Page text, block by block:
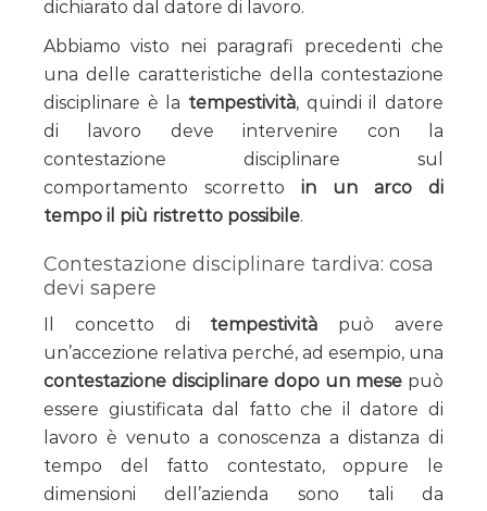
dichiarato dal datore di lavoro.
Abbiamo visto nei paragrafi precedenti che
una delle caratteristiche della contestazione
disciplinare è la tempestività, quindi il datore
di lavoro deve intervenire con la
contestazione disciplinare sul
comportamento scorretto in un arco di
tempo il più ristretto possibile.
Contestazione disciplinare tardiva: cosa
devi sapere
Il concetto di tempestività può avere
un’accezione relativa perché, ad esempio, una
contestazione disciplinare dopo un mese può
essere giustificata dal fatto che il datore di
lavoro è venuto a conoscenza a distanza di
tempo del fatto contestato, oppure le
dimensioni dell’azienda sono tali da